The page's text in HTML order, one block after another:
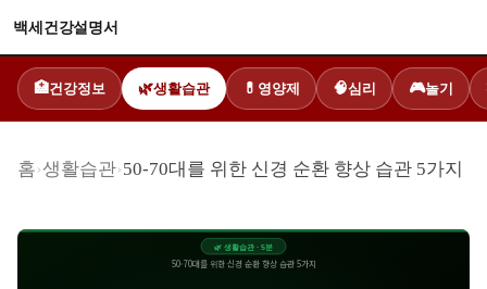
백세건강설명서
🏥 건강정보 🌿생활습관 💊 영양제 🧠심리 🎮놀기
홈›생활습관›50-70대를 위한 신경 순환 향상 습관 5가지
🌿 생활습관 ·5분
50-70대를 위한 신경 순환 향상 습관 5가지